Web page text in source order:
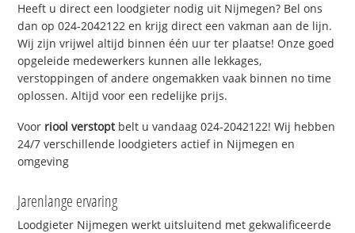
Heeft u direct een loodgieter nodig uit Nijmegen? Bel ons
dan op 024-2042122 en krijg direct een vakman aan de lijn.
Wij zijn vrijwel altijd binnen één uur ter plaatse! Onze goed
opgeleide medewerkers kunnen alle lekkages,
verstoppingen of andere ongemakken vaak binnen no time
oplossen. Altijd voor een redelijke prijs.
Voor riool verstoptbelt u vandaag 024-2042122! Wij hebben
24/7 verschillende loodgieters actief in Nijmegen en
omgeving
Jarenlange ervaring
Loodgieter Nijmegen werkt uitsluitend met gekwalificeerde